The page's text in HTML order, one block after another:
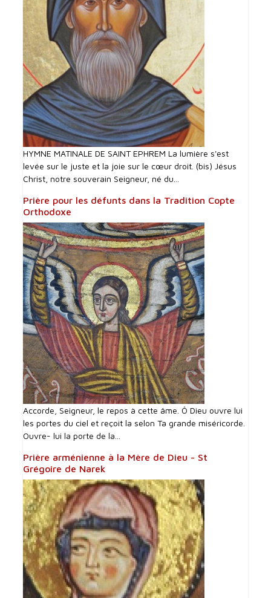
HYMNE MATINALE DE SAINT EPHREM La lumière s'est
levée sur le juste et la joie sur le cœur droit. (bis) Jésus
Christ, notre souverain Seigneur, né du...
Prière pour les défunts dans la Tradition Copte
Orthodoxe
Accorde, Seigneur, le repos à cette âme. Ô Dieu ouvre lui
les portes du ciel et reçoit la selon Ta grande miséricorde.
Ouvre- lui la porte de la...
Prière arménienne à la Mère de Dieu - St
Grégoire de Narek